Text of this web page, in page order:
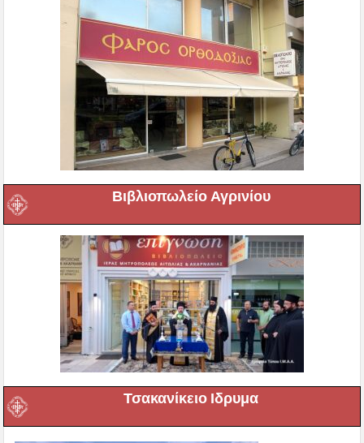
Βιβλιοπωλείο Αγρινίου
Τσακανίκειο Ιδρυμα